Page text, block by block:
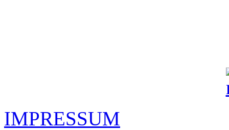
IMPRESSUM